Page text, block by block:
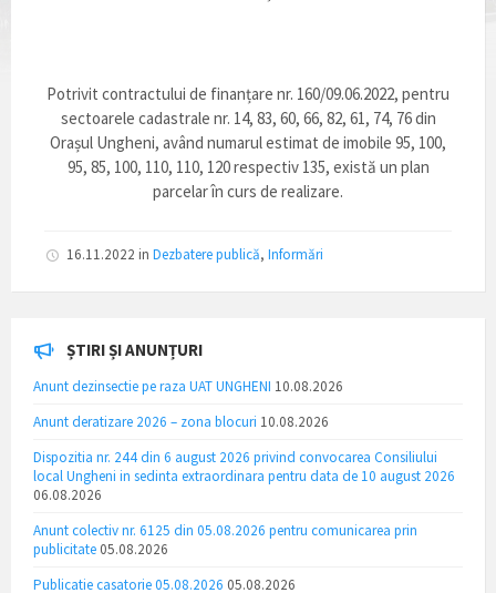
Potrivit contractului de finanțare nr. 160/09.06.2022, pentru
sectoarele cadastrale nr. 14, 83, 60, 66, 82, 61, 74, 76 din
Orașul Ungheni, având numarul estimat de imobile 95, 100,
95, 85, 100, 110, 110, 120 respectiv 135, există un plan
parcelar în curs de realizare.
16.11.2022 in Dezbatere publică, Informări
ȘTIRI ȘI ANUNȚURI
Anunt dezinsectie pe raza UAT UNGHENI 10.08.2026
Anunt deratizare 2026 – zona blocuri 10.08.2026
Dispozitia nr. 244 din 6 august 2026 privind convocarea Consiliului
local Ungheni in sedinta extraordinara pentru data de 10 august 2026
06.08.2026
Anunt colectiv nr. 6125 din 05.08.2026 pentru comunicarea prin
publicitate 05.08.2026
Publicatie casatorie 05.08.2026 05.08.2026